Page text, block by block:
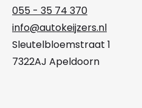
055 - 35 74 370
info@autokeijzers.nl
Sleutelbloemstraat 1
7322AJ Apeldoorn